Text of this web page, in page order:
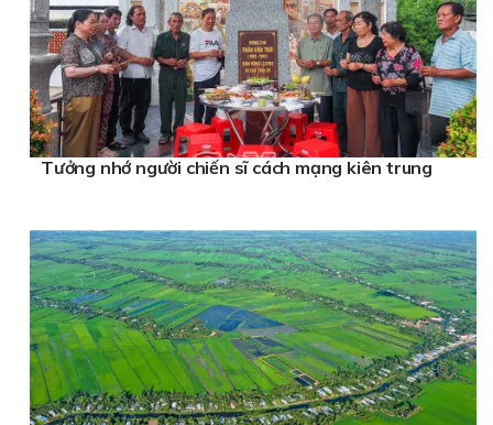
Tưởng nhớ người chiến sĩ cách mạng kiên trung